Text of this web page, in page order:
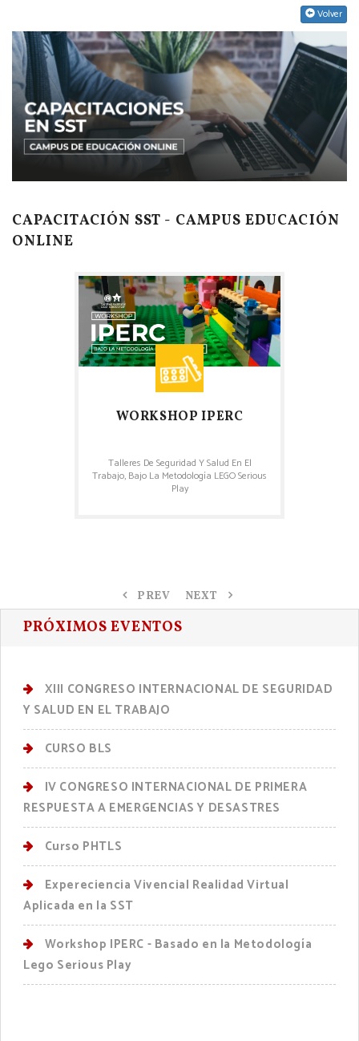
Volver
CAPACITACIÓN SST - CAMPUS EDUCACIÓN
ONLINE
WORKSHOP IPERC
Talleres De Seguridad Y Salud En El
Trabajo, Bajo La Metodología LEGO Serious
Play
PREV NEXT
PRÓXIMOS EVENTOS
XIII CONGRESO INTERNACIONAL DE SEGURIDAD
Y SALUD EN EL TRABAJO
CURSO BLS
IV CONGRESO INTERNACIONAL DE PRIMERA
RESPUESTA A EMERGENCIAS Y DESASTRES
Curso PHTLS
Expereciencia Vivencial Realidad Virtual
Aplicada en la SST
Workshop IPERC - Basado en la Metodología
Lego Serious Play